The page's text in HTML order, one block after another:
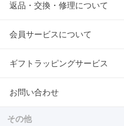
返品・交換・修理について
会員サービスについて
ギフトラッピングサービス
お問い合わせ
その他